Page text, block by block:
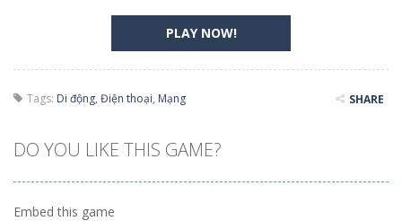
PLAY NOW!
Tags: Di động, Điện thoại, Mạng SHARE
DO YOU LIKE THIS GAME?
Embed this game